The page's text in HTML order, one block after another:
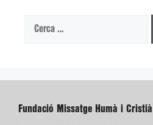
Cerca:
Fundació Missatge Humà i Cristià